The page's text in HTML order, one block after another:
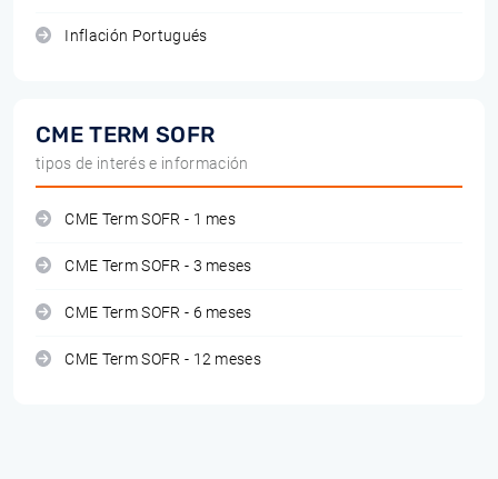
Inflación Portugués
CME TERM SOFR
tipos de interés e información
CME Term SOFR - 1 mes
CME Term SOFR - 3 meses
CME Term SOFR - 6 meses
CME Term SOFR - 12 meses